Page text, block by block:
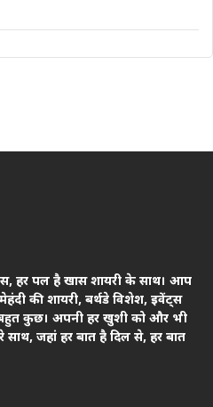
हर पल है खास शायरी के साथ। आप
की शायरी, बर्थडे विशेश, इवेंट्स
कुछ। अपनी हर खुशी को और भी
साथ, जहां हर बात है दिल से, हर बात